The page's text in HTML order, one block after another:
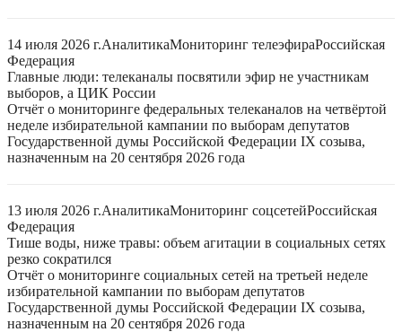
14 июля 2026 г.АналитикаМониторинг телеэфираРоссийская
Федерация
Главные люди: телеканалы посвятили эфир не участникам
выборов, а ЦИК России
Отчёт о мониторинге федеральных телеканалов на четвёртой
неделе избирательной кампании по выборам депутатов
Государственной думы Российской Федерации IX созыва,
назначенным на 20 сентября 2026 года
13 июля 2026 г.АналитикаМониторинг соцсетейРоссийская
Федерация
Тише воды, ниже травы: объем агитации в социальных сетях
резко сократился
Отчёт о мониторинге социальных сетей на третьей неделе
избирательной кампании по выборам депутатов
Государственной думы Российской Федерации IX созыва,
назначенным на 20 сентября 2026 года